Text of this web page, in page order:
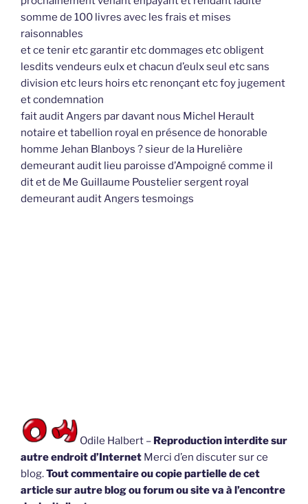
somme de 100 livres avec les frais et mises
raisonnables
et ce tenir etc garantir etc dommages etc obligent
lesdits vendeurs eulx et chacun d’eulx seul etc sans
division etc leurs hoirs etc renonçant etc foy jugement
et condemnation
fait audit Angers par davant nous Michel Herault
notaire et tabellion royal en présence de honorable
homme Jehan Blanboys ? sieur de la Hurelière
demeurant audit lieu paroisse d’Ampoigné comme il
dit et de Me Guillaume Poustelier sergent royal
demeurant audit Angers tesmoings
il ils sont nombreux, remontant sur 3 gnérations, et
vendent ici un bout de pré, ce qui de devait pas faire
grand chose à chacun.
J’ai trouvé cet acte aux Archives Départementales